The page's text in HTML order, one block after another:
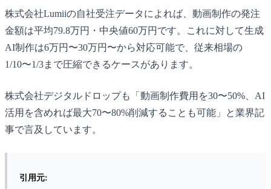
株式会社Lumiiの自社受注データによれば、動画制作の発注
金額は平均79.8万円・中央値60万円です。これに対して生成
AI制作は6万円〜30万円〜から対応可能で、従来相場の
1/10〜1/3まで圧縮できるケースがあります。
株式会社デジタルドロップも「動画制作費用を30〜50%、AI
活用を含めれば最大70〜80%削減することも可能」と業界記
事で言及しています。
引用元: